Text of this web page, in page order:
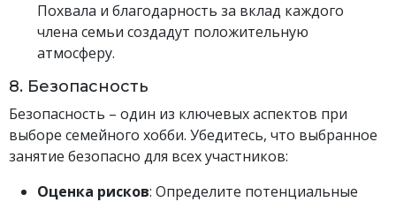
Похвала и благодарность за вклад каждого
члена семьи создадут положительную
атмосферу.
8. Безопасность
Безопасность – один из ключевых аспектов при
выборе семейного хобби. Убедитесь, что выбранное
занятие безопасно для всех участников:
Оценка рисков: Определите потенциальные